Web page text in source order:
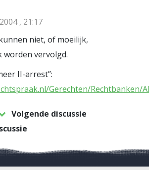
, 21:17
niet, of moeilijk,
vervolgd.
II-arrest”:
Gerechten/Rechtbanken/
Volgende discussie